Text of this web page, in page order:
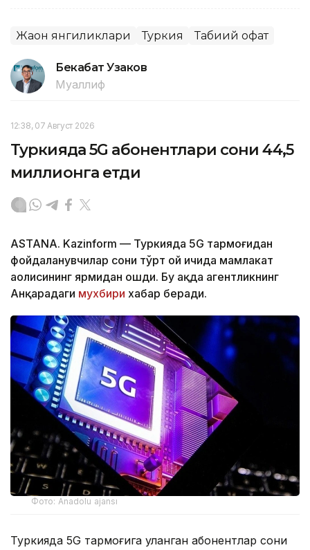
Жаҳон янгиликлари Туркия Табиий офат
Бекабат Узаков
Муаллиф
12:38, 07 Август 2026
Туркияда 5G абонентлари сони 44,5
миллионга етди
ASTANA. Kazinform — Туркияда 5G тармоғидан
фойдаланувчилар сони тўрт ой ичида мамлакат
аҳолисининг ярмидан ошди. Бу ҳақда агентликнинг
Анқарадаги мухбири хабар беради.
Фото: Anadolu ajansı
Туркияда 5G тармоғига уланган абонентлар сони